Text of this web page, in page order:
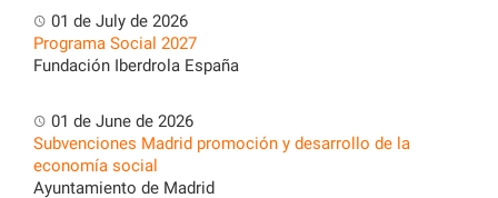
01 de July de 2026
Programa Social 2027
Fundación Iberdrola España
01 de June de 2026
Subvenciones Madrid promoción y desarrollo de la
economía social
Ayuntamiento de Madrid